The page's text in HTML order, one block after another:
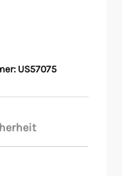
US57075